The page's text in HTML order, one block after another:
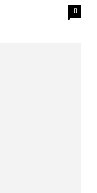
0